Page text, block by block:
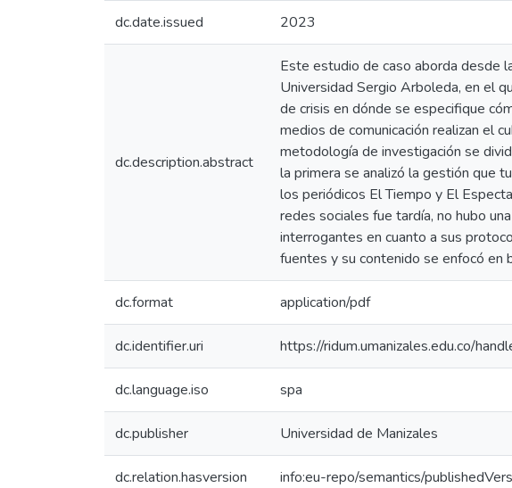
dc.date.issued 2023
dc.description.abstract
Este estudio de caso aborda desde
Universidad Sergio Arboleda, en el
de crisis en dónde se especifique
medios de comunicación realizan el
metodología de investigación se
la primera se analizó la gestión que
los periódicos El Tiempo y El
redes sociales fue tardía, no hubo
interrogantes en cuanto a sus
fuentes y su contenido se enfocó en
dc.format application/pdf
dc.identifier.uri https://ridum.umanizales.edu.co/
dc.language.iso spa
dc.publisher Universidad de Manizales
dc.relation.hasversion info:eu-repo/semantics/